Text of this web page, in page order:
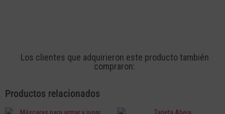
Los clientes que adquirieron este producto también
compraron:
Productos relacionados